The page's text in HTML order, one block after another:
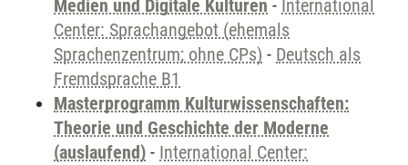
Medien und Digitale Kulturen - International
Center: Sprachangebot (ehemals
Sprachenzentrum; ohne CPs) - Deutsch als
Fremdsprache B1
Masterprogramm Kulturwissenschaften:
Theorie und Geschichte der Moderne
(auslaufend) - International Center: